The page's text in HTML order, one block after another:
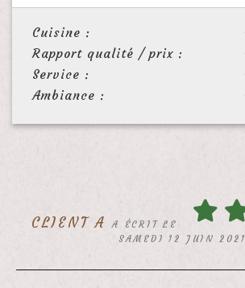
Cuisine :
Rapport qualité / prix :
Service :
Ambiance :
CLIENT A
A ÉCRIT LE
SAMEDI 12 JUIN 2021